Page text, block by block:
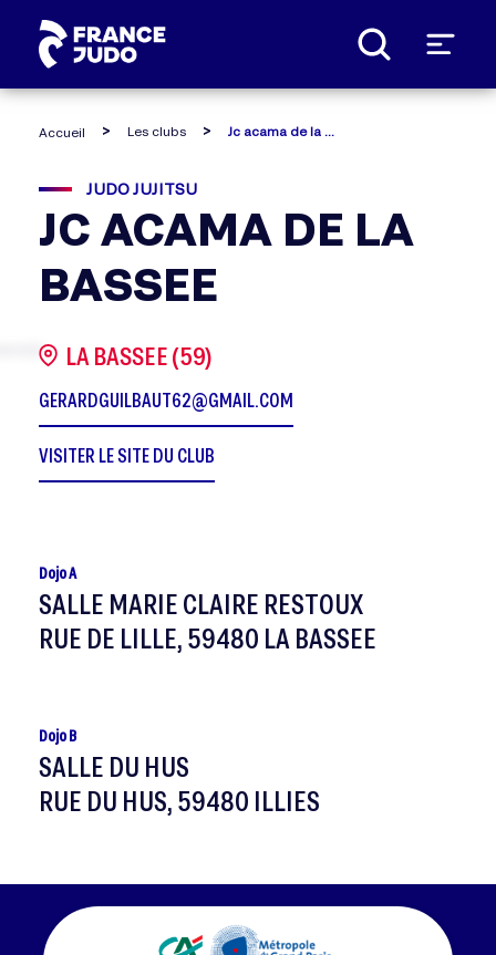
Accueil Les clubs
JUDO JUJITSU
JC ACAMA DE LA
BASSEE
LA BASSEE (59)
GERARDGUILBAUT62@GMAIL.COM
VISITER LE SITE DU CLUB
Dojo A
SALLE MARIE CLAIRE RESTOUX
RUE DE LILLE, 59480 LA BASSEE
Dojo B
SALLE DU HUS
RUE DU HUS, 59480 ILLIES